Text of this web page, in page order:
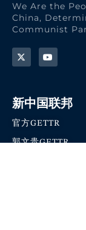
We Are the
China,
Communist
新中国联邦
官方GETTR
郭文贵GETTR